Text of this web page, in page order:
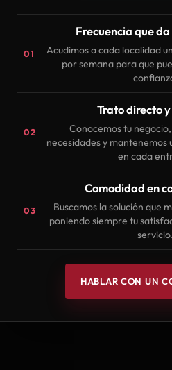
01
Frecuencia que
Acudimos a cada localidad
por semana para que
02
Trato directo
Conocemos tu
necesidades y mantenemos
en cada
03
Comodidad en
Buscamos la solución que
poniendo siempre tu
servicio.
HABLAR CON UN